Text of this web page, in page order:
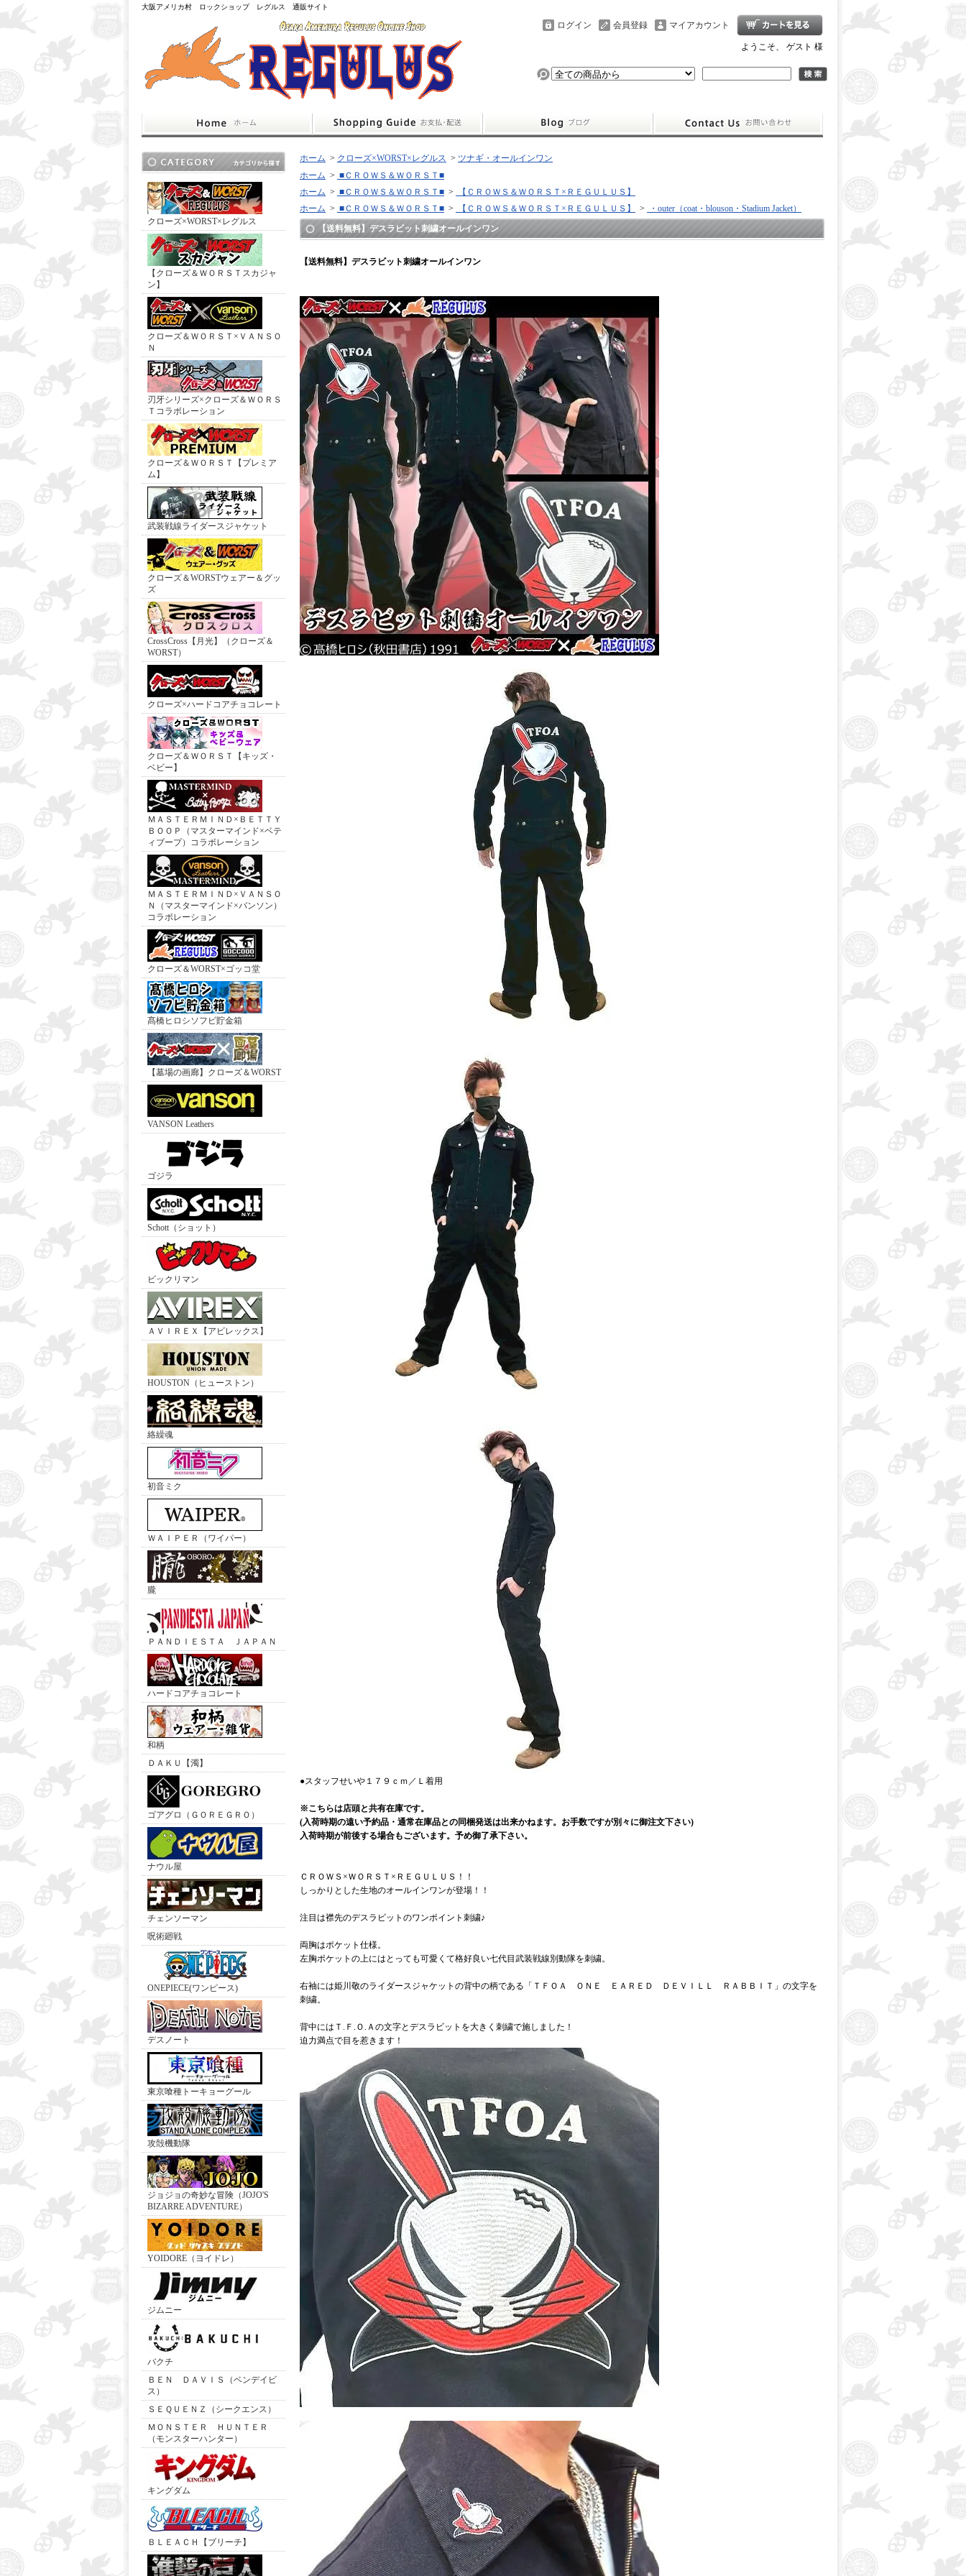
大阪アメリカ村 ロックショップ レグルス 通販サイト
マイアカウント
会員登録
ログイン
ようこそ、 ゲスト 様
クローズ×WORST×レグルス
【クローズ＆ＷＯＲＳＴスカジャ
ン】
クローズ＆ＷＯＲＳＴ×ＶＡＮＳＯ
Ｎ
刃牙シリーズ×クローズ＆ＷＯＲＳ
Ｔコラボレーション
クローズ＆ＷＯＲＳＴ【プレミア
ム】
武装戦線ライダースジャケット
クローズ＆WORSTウェアー＆グッ
ズ
CrossCross【月光】（クローズ＆
WORST）
クローズ×ハードコアチョコレート
クローズ＆ＷＯＲＳＴ【キッズ・
ベビー】
ＭＡＳＴＥＲＭＩＮＤ×ＢＥＴＴＹ
ＢＯＯＰ（マスターマインド×ベテ
ィブープ）コラボレーション
ＭＡＳＴＥＲＭＩＮＤ×ＶＡＮＳＯ
Ｎ（マスターマインド×バンソン）
コラボレーション
クローズ＆WORST×ゴッコ堂
髙橋ヒロシソフビ貯金箱
【墓場の画廊】クローズ＆WORST
VANSON Leathers
ゴジラ
Schott（ショット）
ビックリマン
ＡＶＩＲＥＸ【アビレックス】
HOUSTON（ヒューストン）
絡繰魂
初音ミク
ＷＡＩＰＥＲ（ワイパー）
朧
ＰＡＮＤＩＥＳＴＡ ＪＡＰＡＮ
ハードコアチョコレート
和柄
ＤＡＫＵ【濁】
ゴアグロ（ＧＯＲＥＧＲＯ）
ナウル屋
チェンソーマン
呪術廻戦
ONEPIECE(ワンピース)
デスノート
東京喰種トーキョーグール
攻殻機動隊
ジョジョの奇妙な冒険（JOJO'S
BIZARRE ADVENTURE）
YOIDORE（ヨイドレ）
ジムニー
バクチ
ＢＥＮ ＤＡＶＩＳ（ベンデイビ
ス）
ＳＥＱＵＥＮＺ（シークエンス）
ＭＯＮＳＴＥＲ ＨＵＮＴＥＲ
（モンスターハンター）
キングダム
ＢＬＥＡＣＨ【ブリーチ】
ホーム > クローズ×WORST×レグルス > ツナギ・オールインワン
ホーム > ■ＣＲＯＷＳ＆ＷＯＲＳＴ■
ホーム > ■ＣＲＯＷＳ＆ＷＯＲＳＴ■ >
【ＣＲＯＷＳ＆ＷＯＲＳＴ×ＲＥＧＵＬＵＳ】
ホーム > ■ＣＲＯＷＳ＆ＷＯＲＳＴ■ > 【ＣＲＯＷＳ＆ＷＯＲＳＴ×ＲＥＧＵＬＵＳ】 >
・outer（coat・blouson・Stadium Jacket）
【送料無料】デスラビット刺繍オールインワン
【送料無料】デスラビット刺繍オールインワン
●スタッフせいや１７９ｃｍ／Ｌ着用
※こちらは店頭と共有在庫です。
(入荷時期の遠い予約品・通常在庫品との同梱発送は出来かねます。お手数ですが別々に御注文下さい)
入荷時期が前後する場合もございます。予め御了承下さい。
ＣＲＯＷＳ×ＷＯＲＳＴ×ＲＥＧＵＬＵＳ！！
しっかりとした生地のオールインワンが登場！！
注目は襟先のデスラビットのワンポイント刺繍♪
両胸はポケット仕様。
左胸ポケットの上にはとっても可愛くて格好良い七代目武装戦線別動隊を刺繍。
右袖には姫川敬のライダースジャケットの背中の柄である「ＴＦＯＡ ＯＮＥ ＥＡＲＥＤ ＤＥＶＩＬＬ ＲＡＢＢＩＴ」の文字を
刺繍。
背中にはＴ.Ｆ.Ｏ.Ａの文字とデスラビットを大きく刺繍で施しました！
迫力満点で目を惹きます！